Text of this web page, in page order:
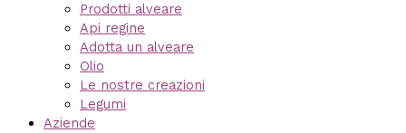
Prodotti alveare
Api regine
Adotta un alveare
Olio
Le nostre creazioni
Legumi
Aziende